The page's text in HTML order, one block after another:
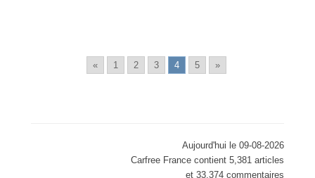
« 1 2 3 4 5 »
Aujourd'hui le 09-08-2026
Carfree France contient 5,381 articles
et 33,374 commentaires